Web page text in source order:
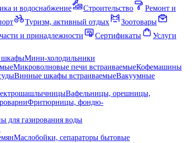
и водоснабжение Строительство
Ремонт и
Туризм, активный отдых
Зоотовары
и принадлежности Сертификаты
Услуги
Мини-холодильники
Микроволновые печи встраиваемыеКофемашины
Винные шкафы встраиваемыеВакуумные
Вафельницы, орешницы,
Фритюрницы, фондю-
для газирования воды
Маслобойки, сепараторы бытовые